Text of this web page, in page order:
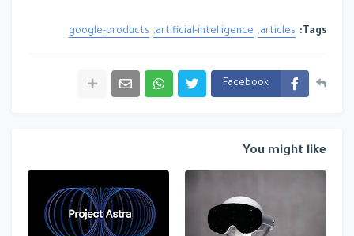
Tags:
articles
artificial-intelligence
google-products
Facebook
You might like